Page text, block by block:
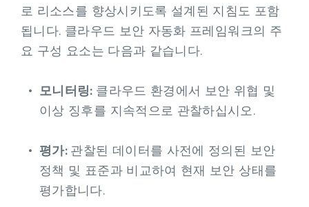
로 리소스를 향상시키도록 설계된 지침도 포함
됩니다. 클라우드 보안 자동화 프레임워크의 주
요 구성 요소는 다음과 같습니다.
모니터링: 클라우드 환경에서 보안 위협 및
이상 징후를 지속적으로 관찰하십시오.
평가: 관찰된 데이터를 사전에 정의된 보안
정책 및 표준과 비교하여 현재 보안 상태를
평가합니다.